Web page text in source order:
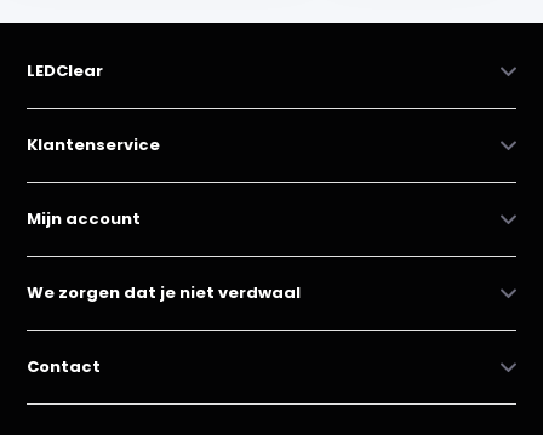
LEDClear
Klantenservice
Mijn account
We zorgen dat je niet verdwaal
Contact